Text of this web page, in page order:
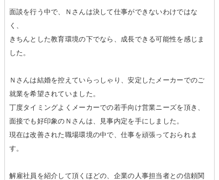
面談を行う中で、Ｎさんは決して仕事ができないわけではな
く、
きちんとした教育環境の下でなら、成長できる可能性を感じま
した。
Ｎさんは結婚を控えていらっしゃり、安定したメーカーでのご
就業を希望されていました。
丁度タイミングよくメーカーでの若手向け営業ニーズを頂き、
面接でも好印象のＮさんは、見事内定を手にしました。
現在は改善された職場環境の中で、仕事を頑張っておられま
す。
解雇社員を紹介して頂くほどの、企業の人事担当者との信頼関